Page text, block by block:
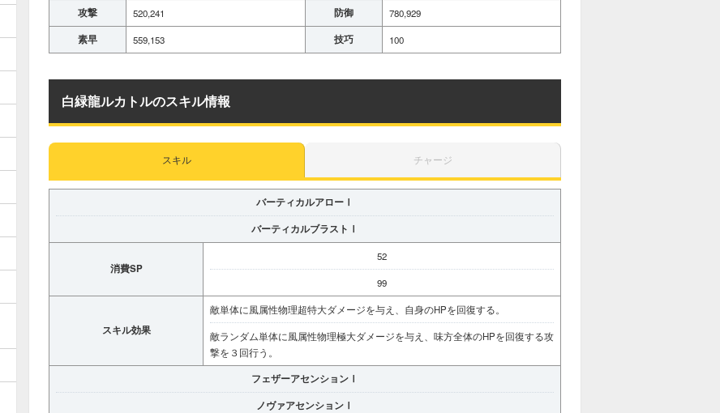
攻撃 520,241 防御 780,929
素早 559,153 技巧 100
白緑龍ルカトルのスキル情報
スキル チャージ
バーティカルアローⅠ
バーティカルブラストⅠ
消費SP
52
99
スキル効果
敵単体に風属性物理超特大ダメージを与え、自身のHPを回復する。
敵ランダム単体に風属性物理極大ダメージを与え、味方全体のHPを回復する攻
撃を３回行う。
フェザーアセンションⅠ
ノヴァアセンションⅠ